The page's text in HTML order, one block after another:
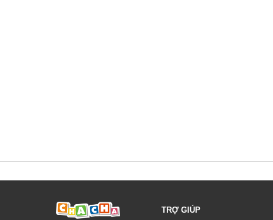
TRỢ GIÚP